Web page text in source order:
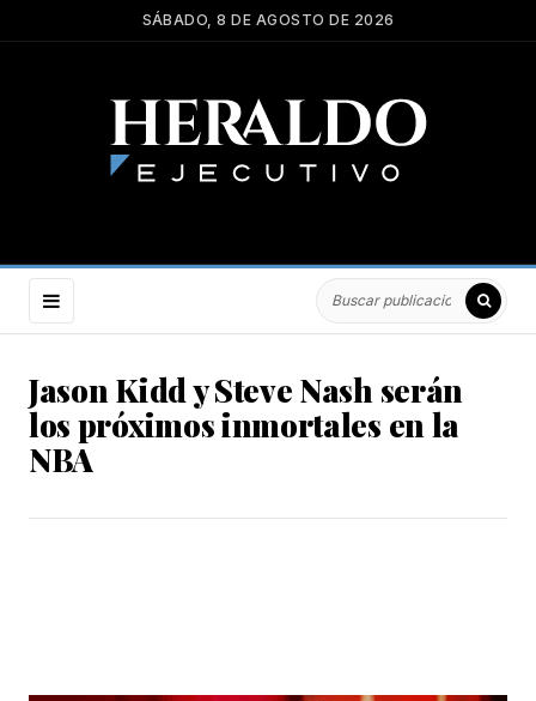
SÁBADO, 8 DE AGOSTO DE 2026
Jason Kidd y Steve Nash serán
los próximos inmortales en la
NBA